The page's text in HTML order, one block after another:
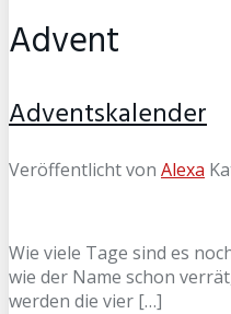
Advent
Adventskalender
Veröffentlicht von Alexa
Wie viele Tage sind es
wie der Name schon
werden die vier […]